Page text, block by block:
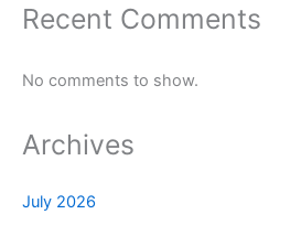
Recent Comments
No comments to show.
Archives
July 2026